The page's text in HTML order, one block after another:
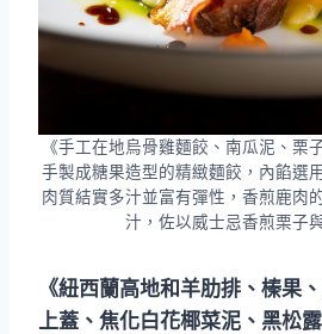
《手工在地烏骨雞麵餃、南瓜泥、栗
手製成糖果造型的精緻麵餃，內餡選
肉質結實多汁並富有彈性，香煎鹿肉
汁，佐以威士忌香煎栗子
《紐西蘭高地和羊肋排、榛果
上蓋、焦化白花椰菜泥、黑松露